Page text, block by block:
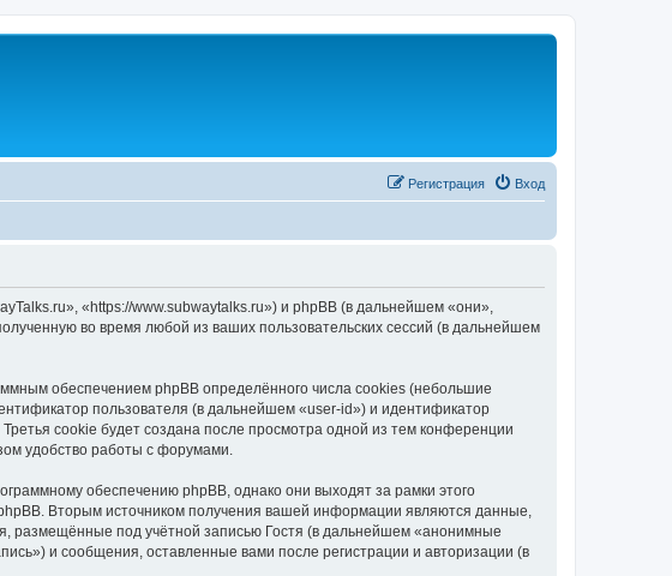
Вход
Регистрация
«https://www.subwaytalks.ru») и phpBB (в дальнейшем «они»,
во время любой из ваших пользовательских сессий (в дальнейшем
обеспечением phpBB определённого числа cookies (небольшие
пользователя (в дальнейшем «user-id») и идентификатор
cookie будет создана после просмотра одной из тем конференции
удобство работы с форумами.
обеспечению phpBB, однако они выходят за рамки этого
Вторым источником получения вашей информации являются данные,
размещённые под учётной записью Гостя (в дальнейшем «анонимные
и сообщения, оставленные вами после регистрации и авторизации (в